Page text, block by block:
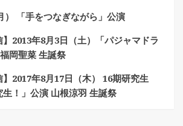
） 「手をつなぎながら」公演
】2013年8月3日（土）「パジャマドラ
岡聖菜 生誕祭
】2017年8月17日（木） 16期研究生
生！」公演 山根涼羽 生誕祭